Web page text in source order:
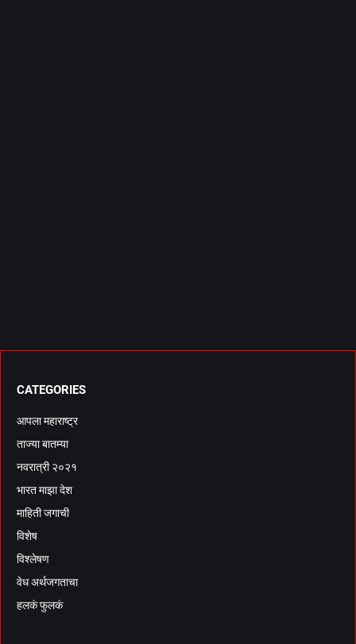
CATEGORIES
आपला महाराष्ट्र
ताज्या बातम्या
नवरात्री २०२१
भारत माझा देश
माहिती जगाची
विशेष
विश्लेषण
वेध अर्थजगताचा
हलकं फुलकं